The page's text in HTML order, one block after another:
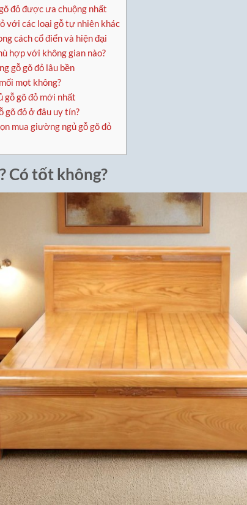
đỏ được ưa chuộng nhất
với các loại gỗ tự nhiên khác
cách cổ điển và hiện đại
hợp với không gian nào?
gỗ gõ đỏ lâu bền
mọt không?
gỗ gõ đỏ mới nhất
gõ đỏ ở đâu uy tín?
mua giường ngủ gỗ gõ đỏ
Có tốt không?